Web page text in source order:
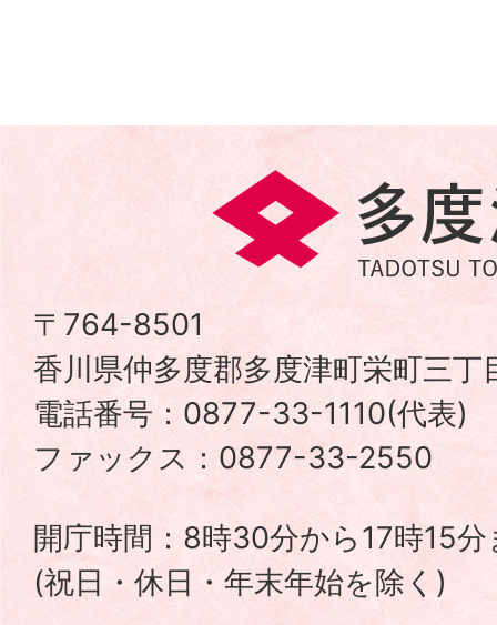
多
度
町
TADOTSU
TOWN
〒764-8501
香川県仲多度郡多度津町栄町三
電話番号：0877-33-1110(代表)
ファックス：0877-33-2550
開庁時間：8時30分から17時15分
(祝日・休日・年末年始を除く)